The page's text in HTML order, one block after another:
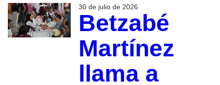
30 de julio de 2026
Betzabé
Martínez
llama a